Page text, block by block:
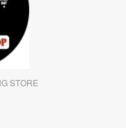
STORE